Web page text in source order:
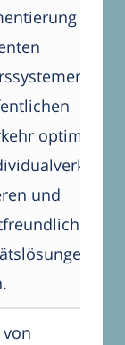
von
die
optimieren,
und
von